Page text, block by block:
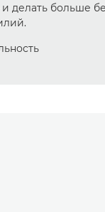
делать больше